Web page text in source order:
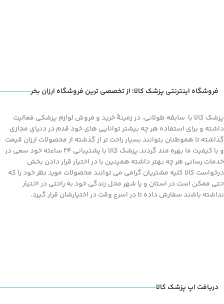
فروشگاه اینترنتی پزشک کالا؛ از تخصصی ترین فروشگاه ارزان بخر
پزشک کالا با سابقه طولانی، در زمینۀ خرید و فروش لوازم پزشکی فعالیت
داشته و برای استفاده هر چه بیشتر توانایی های خود قدم در دنیای مجازی
گذاشته تا هموطنان بتوانند بسیار راحت تر از گذشته از محصولات ارزان قیمت
و با کیفیت ما بهره مند گردند.پزشک کالا با پشتیبانی 24 ساعته خود سعی در
خدمات رسانی هر چه بهتر داشته همپنین با در اختیار قرار دادن بخش
درخواست کالا کلیه مشتریان گرامی می توانند محصولات مورد نظر خود را که
حتی ممکن است در استان و یا شهر محل زندگی خود به راحتی در اختیار
نداشته باشند سفارش داده تا در اسرع وقت در اختیارشان قرار گیرد.
دریافت اپ پزشک کالا